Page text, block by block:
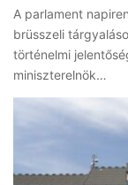
A parlament
brüsszeli
történelmi
miniszterelnök…